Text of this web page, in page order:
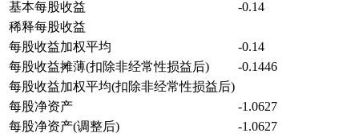
基本每股收益
-0.14
稀释每股收益
每股收益加权平均
-0.14
每股收益摊薄(扣除非经常性损益后)
-0.1446
每股收益加权平均(扣除非经常性损益后)
每股净资产
-1.0627
每股净资产(调整后)
-1.0627